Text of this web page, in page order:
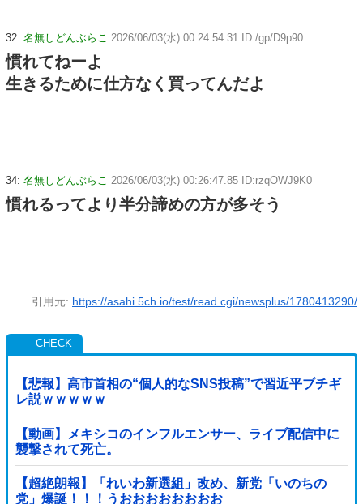
32: 名無しどんぶらこ 2026/06/03(水) 00:24:54.31 ID:/gp/D9p90
慣れてねーよ
生きるために仕方なく買ってんだよ
34: 名無しどんぶらこ 2026/06/03(水) 00:26:47.85 ID:rzqOWJ9K0
慣れるってより半分諦めの方が多そう
引用元: https://asahi.5ch.io/test/read.cgi/newsplus/1780413290/
【悲報】高市首相の“個人的なSNS投稿”で習近平ブチギ
レ説ｗｗｗｗｗ
【動画】メキシコのインフルエンサー、ライブ配信中に
襲撃されて死亡。
【超絶朗報】「れいわ新選組」改め、新党「いのちの
党」爆誕！！！うおおおおおおおお